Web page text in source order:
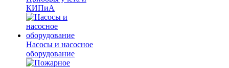
КИПиА
Насосы и насосное
оборудование